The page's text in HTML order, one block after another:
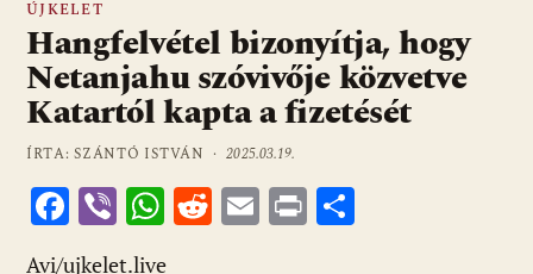
ÚJKELET
Hangfelvétel bizonyítja, hogy
Netanjahu szóvivője közvetve
Katartól kapta a fizetését
ÍRTA: SZÁNTÓ ISTVÁN ·2025.03.19.
F
ac
Vi
b
W R E Pr
Avi/ujkelet.live